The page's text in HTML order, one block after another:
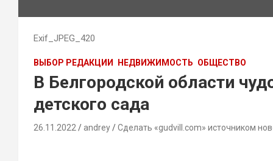
Exif_JPEG_420
ВЫБОР РЕДАКЦИИ НЕДВИЖИМОСТЬ ОБЩЕСТВО
В Белгородской области
детского сада
26.11.2022 andrey Сделать «gudvill.com» источником